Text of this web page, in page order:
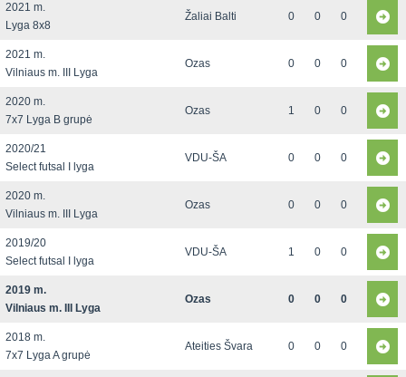
2021 m.
Lyga 8x8
Žaliai Balti 0 0 0
2021 m.
Vilniaus m. III Lyga
Ozas 0 0 0
2020 m.
7x7 Lyga B grupė
Ozas 1 0 0
2020/21
Select futsal I lyga
VDU-ŠA 0 0 0
2020 m.
Vilniaus m. III Lyga
Ozas 0 0 0
2019/20
Select futsal I lyga
VDU-ŠA 1 0 0
2019 m.
Vilniaus m. III Lyga
Ozas 0 0 0
2018 m.
7x7 Lyga A grupė
Ateities Švara 0 0 0